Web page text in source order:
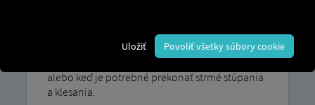
je určený na jazdu v náročných podmienkach:
napríklad keď je potrebná maximálna trakcia na
nerovnom teréne alebo mäkkom povrchu,
alebo keď je potrebné prekonať strmé stúpania
a klesania.
Uložiť Povoliť všetky súbory cookie